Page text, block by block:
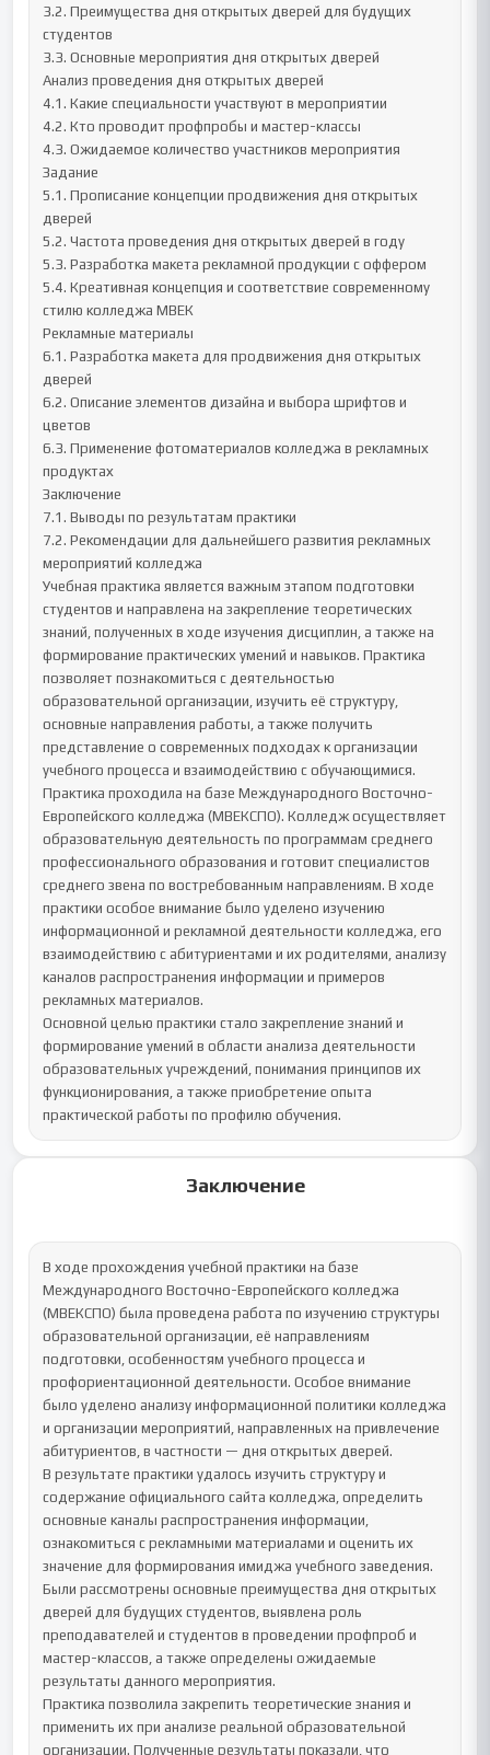
3.2. Преимущества дня открытых дверей для будущих
студентов
3.3. Основные мероприятия дня открытых дверей
Анализ проведения дня открытых дверей
4.1. Какие специальности участвуют в мероприятии
4.2. Кто проводит профпробы и мастер-классы
4.3. Ожидаемое количество участников мероприятия
Задание
5.1. Прописание концепции продвижения дня открытых
дверей
5.2. Частота проведения дня открытых дверей в году
5.3. Разработка макета рекламной продукции с оффером
5.4. Креативная концепция и соответствие современному
стилю колледжа МВЕК
Рекламные материалы
6.1. Разработка макета для продвижения дня открытых
дверей
6.2. Описание элементов дизайна и выбора шрифтов и
цветов
6.3. Применение фотоматериалов колледжа в рекламных
продуктах
Заключение
7.1. Выводы по результатам практики
7.2. Рекомендации для дальнейшего развития рекламных
мероприятий колледжа
Учебная практика является важным этапом подготовки
студентов и направлена на закрепление теоретических
знаний, полученных в ходе изучения дисциплин, а также на
формирование практических умений и навыков. Практика
позволяет познакомиться с деятельностью
образовательной организации, изучить её структуру,
основные направления работы, а также получить
представление о современных подходах к организации
учебного процесса и взаимодействию с обучающимися.
Практика проходила на базе Международного Восточно-
Европейского колледжа (МВЕКСПО). Колледж осуществляет
образовательную деятельность по программам среднего
профессионального образования и готовит специалистов
среднего звена по востребованным направлениям. В ходе
практики особое внимание было уделено изучению
информационной и рекламной деятельности колледжа, его
взаимодействию с абитуриентами и их родителями, анализу
каналов распространения информации и примеров
рекламных материалов.
Основной целью практики стало закрепление знаний и
формирование умений в области анализа деятельности
образовательных учреждений, понимания принципов их
функционирования, а также приобретение опыта
практической работы по профилю обучения.
Заключение
В ходе прохождения учебной практики на базе
Международного Восточно-Европейского колледжа
(МВЕКСПО) была проведена работа по изучению структуры
образовательной организации, её направлениям
подготовки, особенностям учебного процесса и
профориентационной деятельности. Особое внимание
было уделено анализу информационной политики колледжа
и организации мероприятий, направленных на привлечение
абитуриентов, в частности — дня открытых дверей.
В результате практики удалось изучить структуру и
содержание официального сайта колледжа, определить
основные каналы распространения информации,
ознакомиться с рекламными материалами и оценить их
значение для формирования имиджа учебного заведения.
Были рассмотрены основные преимущества дня открытых
дверей для будущих студентов, выявлена роль
преподавателей и студентов в проведении профпроб и
мастер-классов, а также определены ожидаемые
результаты данного мероприятия.
Практика позволила закрепить теоретические знания и
применить их при анализе реальной образовательной
организации. Полученные результаты показали, что